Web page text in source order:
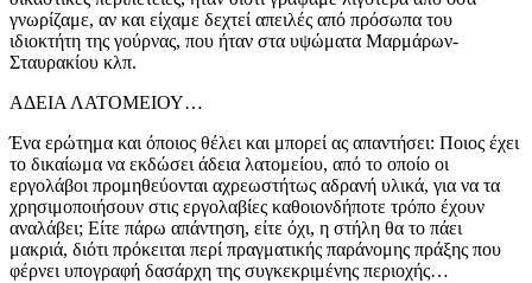
γνωρίζαμε, αν και είχαμε δεχτεί απειλές από πρόσωπα του
ιδιοκτήτη της γούρνας, που ήταν στα υψώματα Μαρμάρων-
Σταυρακίου κλπ.
ΑΔΕΙΑ ΛΑΤΟΜΕΙΟΥ…
Ένα ερώτημα και όποιος θέλει και μπορεί ας απαντήσει: Ποιος έχει
το δικαίωμα να εκδώσει άδεια λατομείου, από το οποίο οι
εργολάβοι προμηθεύονται αχρεωστήτως αδρανή υλικά, για να τα
χρησιμοποιήσουν στις εργολαβίες καθοιονδήποτε τρόπο έχουν
αναλάβει; Είτε πάρω απάντηση, είτε όχι, η στήλη θα το πάει
μακριά, διότι πρόκειται περί πραγματικής παράνομης πράξης που
φέρνει υπογραφή δασάρχη της συγκεκριμένης περιοχής…